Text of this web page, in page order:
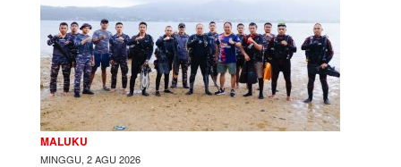
MALUKU
MINGGU, 2 AGU 2026